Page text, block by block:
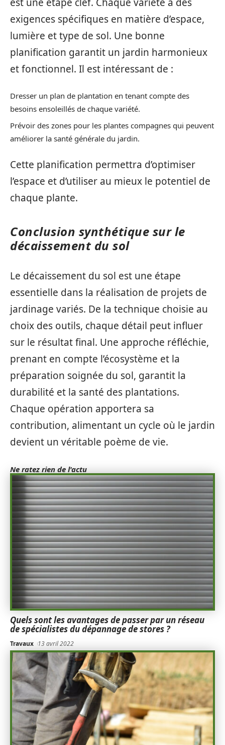
exigences spécifiques en matière d’espace,
lumière et type de sol. Une bonne
planification garantit un jardin harmonieux
et fonctionnel. Il est intéressant de :
Dresser un plan de plantation en tenant compte des
besoins ensoleillés de chaque variété.
Prévoir des zones pour les plantes compagnes qui peuvent
améliorer la santé générale du jardin.
Cette planification permettra d’optimiser
l’espace et d’utiliser au mieux le potentiel de
chaque plante.
Conclusion synthétique sur le
décaissement du sol
Le décaissement du sol est une étape
essentielle dans la réalisation de projets de
jardinage variés. De la technique choisie au
choix des outils, chaque détail peut influer
sur le résultat final. Une approche réfléchie,
prenant en compte l’écosystème et la
préparation soignée du sol, garantit la
durabilité et la santé des plantations.
Chaque opération apportera sa
contribution, alimentant un cycle où le jardin
devient un véritable poème de vie.
Ne ratez rien de l'actu
Quels sont les avantages de passer par un réseau
de spécialistes du dépannage de stores ?
Travaux 13 avril 2022